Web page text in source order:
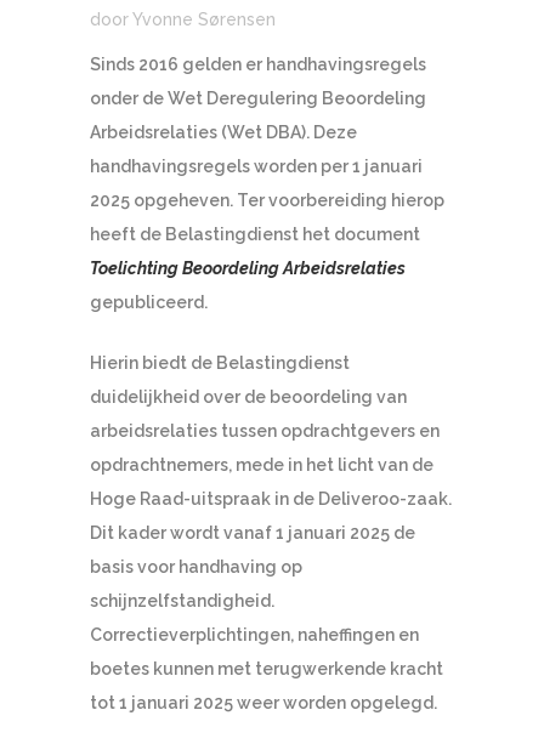
doorYvonne Sørensen
Sinds 2016 gelden er handhavingsregels
onder de Wet Deregulering Beoordeling
Arbeidsrelaties (Wet DBA). Deze
handhavingsregels worden per 1 januari
2025 opgeheven. Ter voorbereiding hierop
heeft de Belastingdienst het document
Toelichting Beoordeling Arbeidsrelaties
gepubliceerd.
Hierin biedt de Belastingdienst
duidelijkheid over de beoordeling van
arbeidsrelaties tussen opdrachtgevers en
opdrachtnemers, mede in het licht van de
Hoge Raad-uitspraak in de Deliveroo-zaak.
Dit kader wordt vanaf 1 januari 2025 de
basis voor handhaving op
schijnzelfstandigheid.
Correctieverplichtingen, naheffingen en
boetes kunnen met terugwerkende kracht
tot 1 januari 2025 weer worden opgelegd.